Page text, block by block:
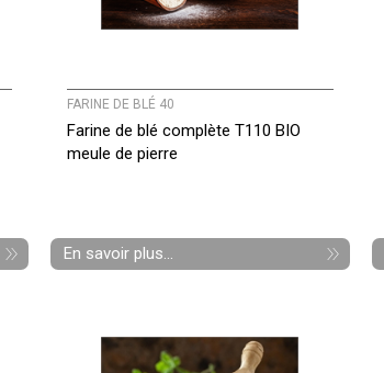
FARINE DE BLÉ 40
Farine de blé complète T110 BIO
meule de pierre
En savoir plus...